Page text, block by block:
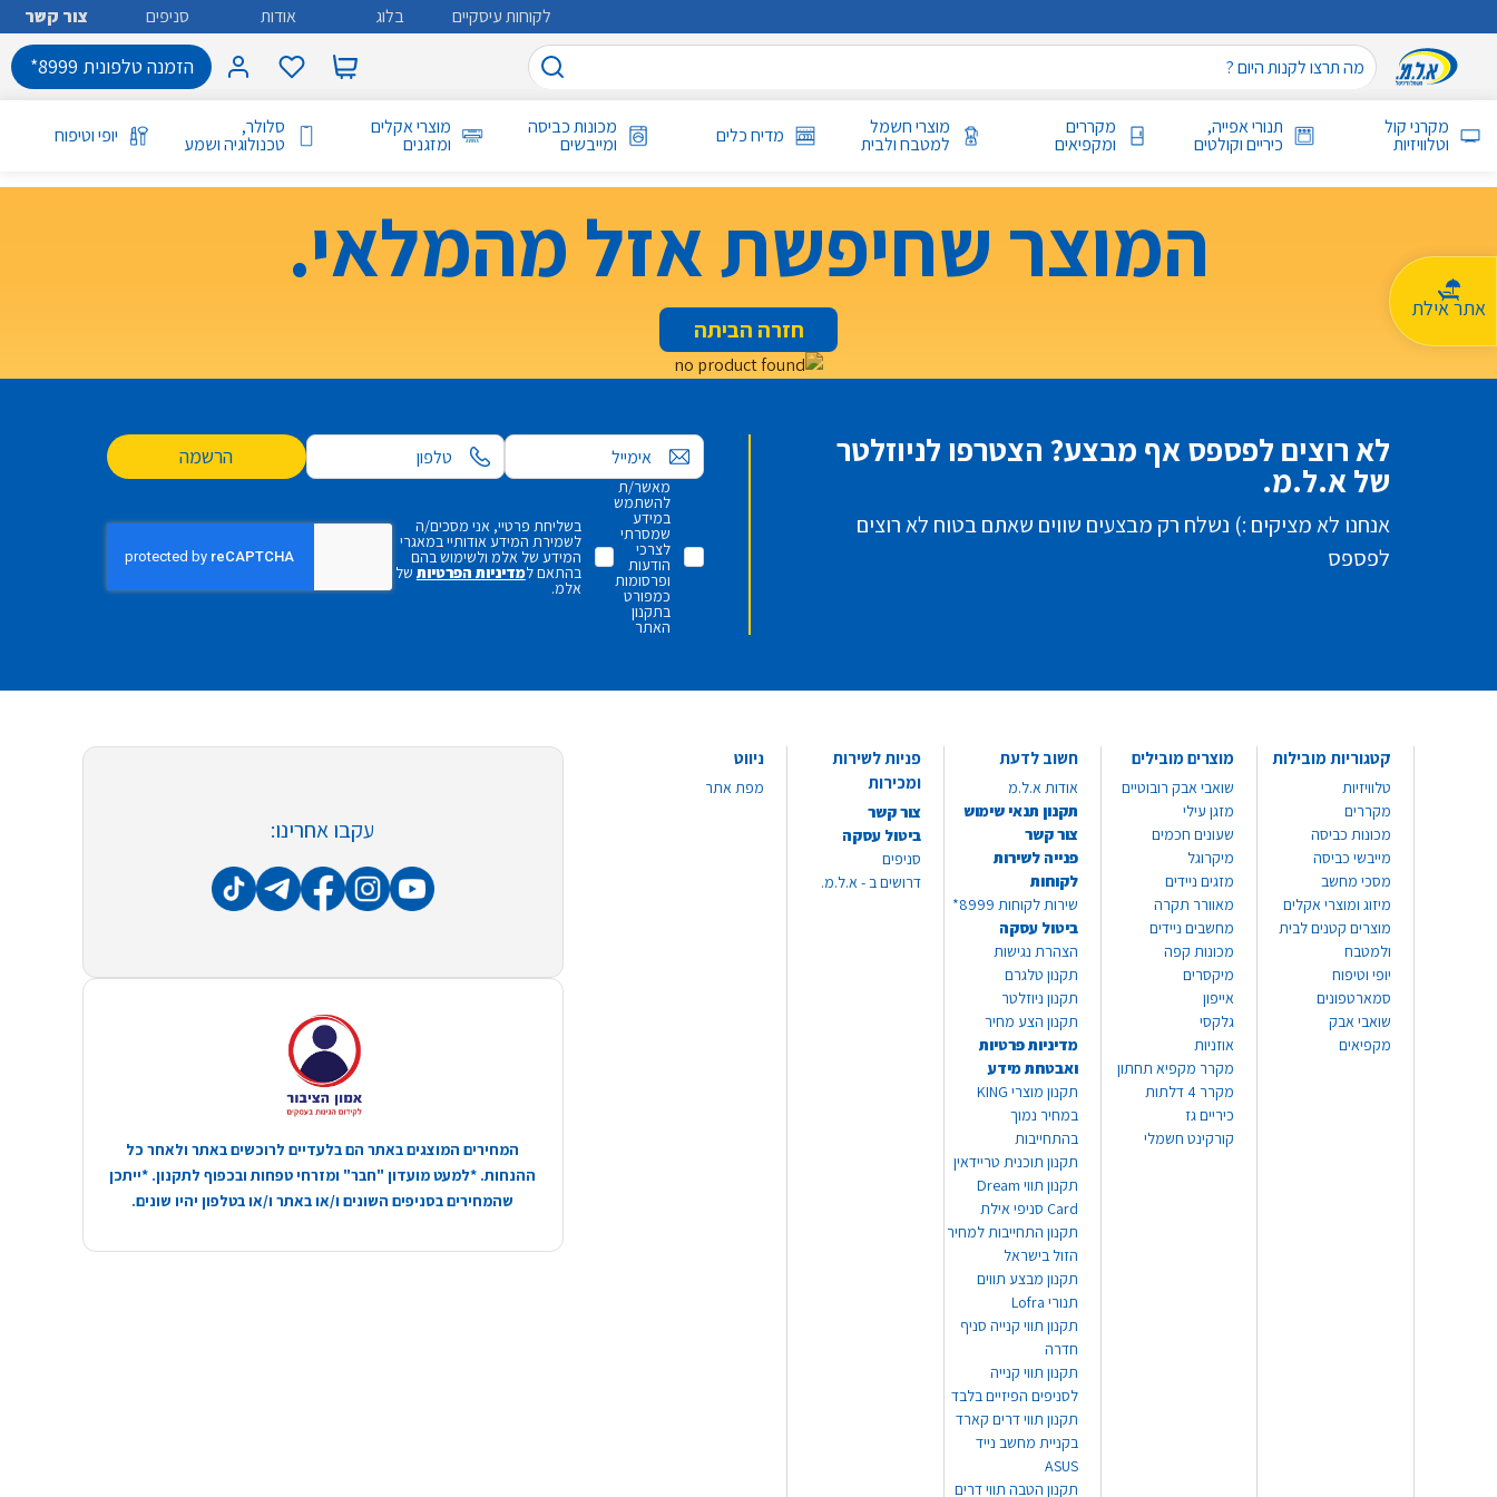
אתר אילת
לקוחות עיסקיים בלוג אודות סניפים צור קשר
הזמנה טלפונית 8999*
מקרני קול
וטלוויזיות
תנורי אפייה,
כיריים וקולטים
מקררים
ומקפיאים
מוצרי חשמל
למטבח ולבית מדיח כלים מכונות כביסה
ומייבשים
מוצרי אקלים
ומזגנים
סלולר,
טכנולוגיה ושמע יופי וטיפוח
המוצר שחיפשת אזל מהמלאי.
חזרה הביתה
לא רוצים לפספס אף מבצע? הצטרפו לניוזלטר
של א.ל.מ.
אנחנו לא מציקים :) נשלח רק מבצעים שווים שאתם בטוח לא רוצים
לפספס
אימייל הרשמה
מאשר/ת
להשתמש
במידע
שמסרתי
לצרכי
הודעות
ופרסומות
כמפורט
בתקנון
האתר
בשליחת פרטיי, אני מסכים/ה
לשמירת המידע אודותיי במאגרי
המידע של אלמ ולשימוש בהם
בהתאם למדיניות הפרטיות של
אלמ.
קטגוריות מובילות
טלוויזיות
מקררים
מכונות כביסה
מייבשי כביסה
מסכי מחשב
מיזוג ומוצרי אקלים
מוצרים קטנים לבית
ולמטבח
יופי וטיפוח
סמארטפונים
שואבי אבק
מקפיאים
מוצרים מובילים
שואבי אבק רובוטיים
מזגן עילי
שעונים חכמים
מיקרוגל
מזגים ניידים
מאוורר תקרה
מחשבים ניידים
מכונות קפה
מיקסרים
אייפון
גלקסי
אוזניות
מקרר מקפיא תחתון
מקרר 4 דלתות
כיריים גז
קורקינט חשמלי
חשוב לדעת
אודות א.ל.מ
תקנון תנאי שימוש
צור קשר
פנייה לשירות
לקוחות
שירות לקוחות 8999*
ביטול עסקה
הצהרת נגישות
תקנון טלגרם
תקנון ניוזלטר
תקנון הצע מחיר
מדיניות פרטיות
ואבטחת מידע
תקנון מוצרי KING
במחיר נמוך
בהתחייבות
תקנון תוכנית טריידאין
תקנון תווי Dream
Card סניפי אילת
תקנון התחייבות למחיר
הזול בישראל
תקנון מבצע תווים
תנורי Lofra
תקנון תווי קנייה סניף
חדרה
תקנון תווי קנייה
לסניפים הפיזיים בלבד
תקנון תווי דרים קארד
בקניית מחשב נייד
ASUS
תקנון הטבה תווי דרים
פניות לשירות
ומכירות
צור קשר
ביטול עסקה
סניפים
דרושים ב - א.ל.מ.
ניווט
מפת אתר
עקבו אחרינו:
המחירים המוצגים באתר הם בלעדיים לרוכשים באתר ולאחר כל
ההנחות. *למעט מועדון "חבר" ומזרחי טפחות ובכפוף לתקנון. *ייתכן
שהמחירים בסניפים השונים ו/או באתר ו/או בטלפון יהיו שונים.